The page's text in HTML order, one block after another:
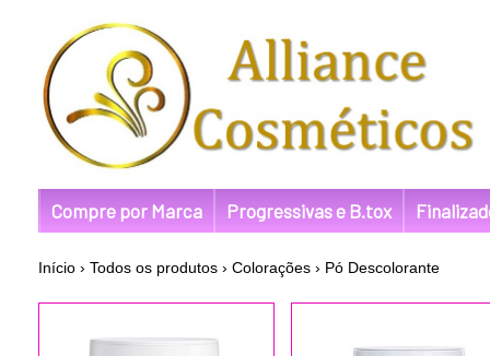
Compre por Marca Progressivas e B.tox
Início › Todos os produtos › Colorações › Pó Descolorante